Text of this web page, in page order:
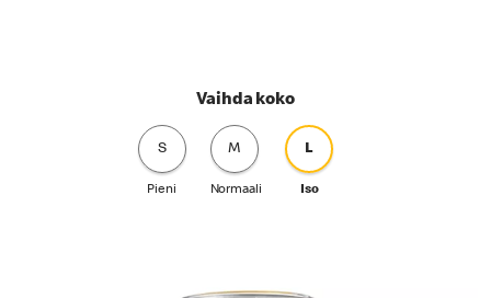
Vaihda koko
S
Pieni
M
Normaali
L
Iso